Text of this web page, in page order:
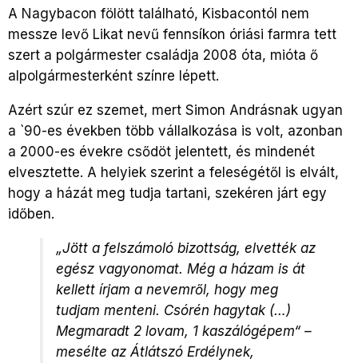
A Nagybacon fölött található, Kisbacontól nem
messze levő Likat nevű fennsíkon óriási farmra tett
szert a polgármester családja 2008 óta, mióta ő
alpolgármesterként színre lépett.
Azért szúr ez szemet, mert Simon Andrásnak ugyan
a `90-es években több vállalkozása is volt, azonban
a 2000-es évekre csődöt jelentett, és mindenét
elvesztette. A helyiek szerint a feleségétől is elvált,
hogy a házát meg tudja tartani, szekéren járt egy
időben.
„Jött a felszámoló bizottság, elvették az
egész vagyonomat. Még a házam is át
kellett írjam a nevemről, hogy meg
tudjam menteni. Csórén hagytak (…)
Megmaradt 2 lovam, 1 kaszálógépem“ –
mesélte az Átlátszó Erdélynek,